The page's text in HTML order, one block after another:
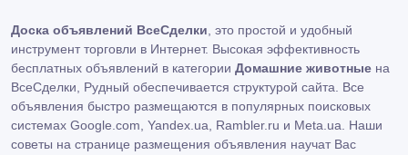
Доска объявлений ВсеСделки , это простой и удобный
инструмент торговли в Интернет. Высокая эффективность
бесплатных объявлений в категории Домашние животные на
ВсеСделки, Рудный обеспечивается структурой сайта. Все
объявления быстро размещаются в популярных поисковых
системах Google.com, Yandex.ua, Rambler.ru и Meta.ua. Наши
советы на странице размещения объявления научат Вас